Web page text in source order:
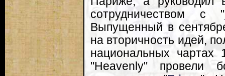
сотрудничеством с "
Выпущенный в
на вторичность идей,
национальных
"Heavenly" провели